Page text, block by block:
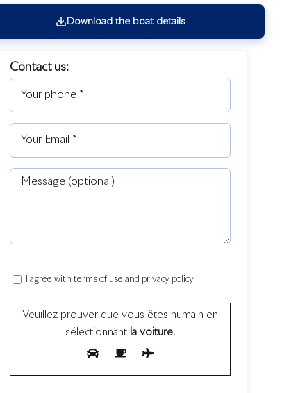
Download the boat details
Contact us:
I agree with terms of use and privacy policy
Veuillez prouver que vous êtes humain en
sélectionnantla voiture.